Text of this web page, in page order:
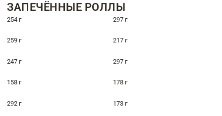
ЗАПЕЧЁННЫЕ РОЛЛЫ
254 г 297 г
259 г 217 г
247 г 297 г
158 г 178 г
292 г 173 г